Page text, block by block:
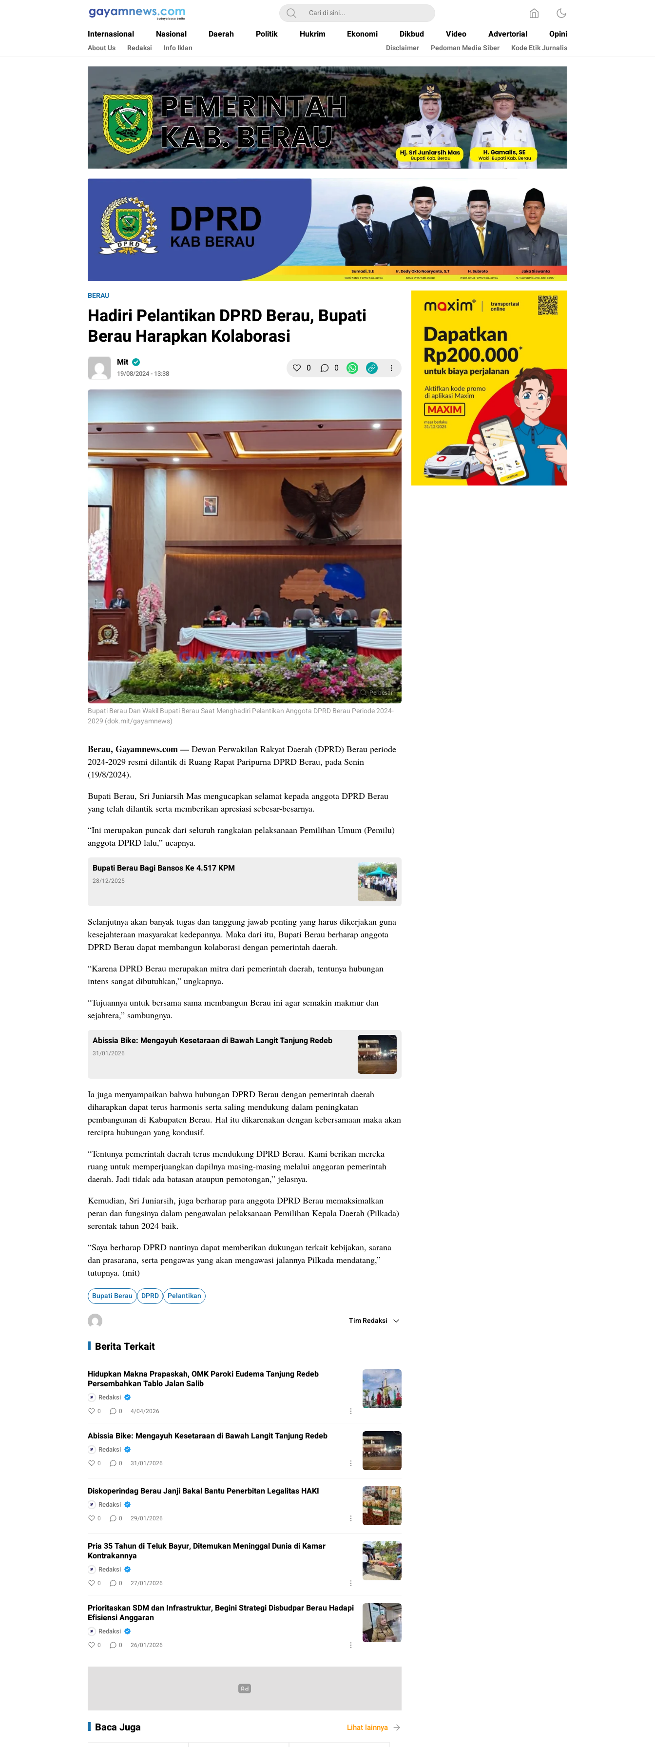
Gayamnews.com
Budaya Baca Berita
Internasional Nasional Daerah Politik Hukrim Ekonomi Dikbud Video Advertorial Opini
About Us Redaksi Info Iklan Disclaimer Pedoman Media Siber Kode Etik Jurnalis
BERAU
Hadiri Pelantikan DPRD Berau, Bupati
Berau Harapkan Kolaborasi
Mit
19/08/2024 - 13:38 0 0
Perbesar
Bupati Berau Dan Wakil Bupati Berau Saat Menghadiri Pelantikan Anggota DPRD Berau Periode 2024-
2029 (dok.mit/gayamnews)
Berau, Gayamnews.com — Dewan Perwakilan Rakyat Daerah (DPRD) Berau periode
2024-2029 resmi dilantik di Ruang Rapat Paripurna DPRD Berau, pada Senin
(19/8/2024).
Bupati Berau, Sri Juniarsih Mas mengucapkan selamat kepada anggota DPRD Berau
yang telah dilantik serta memberikan apresiasi sebesar-besarnya.
“Ini merupakan puncak dari seluruh rangkaian pelaksanaan Pemilihan Umum (Pemilu)
anggota DPRD lalu,” ucapnya.
Bupati Berau Bagi Bansos Ke 4.517 KPM
28/12/2025
Selanjutnya akan banyak tugas dan tanggung jawab penting yang harus dikerjakan guna
kesejahteraan masyarakat kedepannya. Maka dari itu, Bupati Berau berharap anggota
DPRD Berau dapat membangun kolaborasi dengan pemerintah daerah.
“Karena DPRD Berau merupakan mitra dari pemerintah daerah, tentunya hubungan
intens sangat dibutuhkan,” ungkapnya.
“Tujuannya untuk bersama sama membangun Berau ini agar semakin makmur dan
sejahtera,” sambungnya.
Abissia Bike: Mengayuh Kesetaraan di Bawah Langit Tanjung Redeb
31/01/2026
Ia juga menyampaikan bahwa hubungan DPRD Berau dengan pemerintah daerah
diharapkan dapat terus harmonis serta saling mendukung dalam peningkatan
pembangunan di Kabupaten Berau. Hal itu dikarenakan dengan kebersamaan maka akan
tercipta hubungan yang kondusif.
“Tentunya pemerintah daerah terus mendukung DPRD Berau. Kami berikan mereka
ruang untuk memperjuangkan dapilnya masing-masing melalui anggaran pemerintah
daerah. Jadi tidak ada batasan ataupun pemotongan,” jelasnya.
Kemudian, Sri Juniarsih, juga berharap para anggota DPRD Berau memaksimalkan
peran dan fungsinya dalam pengawalan pelaksanaan Pemilihan Kepala Daerah (Pilkada)
serentak tahun 2024 baik.
“Saya berharap DPRD nantinya dapat memberikan dukungan terkait kebijakan, sarana
dan prasarana, serta pengawas yang akan mengawasi jalannya Pilkada mendatang,”
tutupnya. (mit)
Bupati Berau DPRD Pelantikan
Tim Redaksi
Berita Terkait
Hidupkan Makna Prapaskah, OMK Paroki Eudema Tanjung Redeb
Persembahkan Tablo Jalan Salib
Redaksi
0 0 4/04/2026
Abissia Bike: Mengayuh Kesetaraan di Bawah Langit Tanjung Redeb
Redaksi
0 0 31/01/2026
Diskoperindag Berau Janji Bakal Bantu Penerbitan Legalitas HAKI
Redaksi
0 0 29/01/2026
Pria 35 Tahun di Teluk Bayur, Ditemukan Meninggal Dunia di Kamar
Kontrakannya
Redaksi
0 0 27/01/2026
Prioritaskan SDM dan Infrastruktur, Begini Strategi Disbudpar Berau Hadapi
Efisiensi Anggaran
Redaksi
0 0 26/01/2026
Baca Juga Lihat lainnya